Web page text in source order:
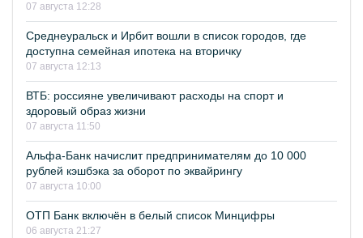
07 августа 12:28
Среднеуральск и Ирбит вошли в список городов, где
доступна семейная ипотека на вторичку
07 августа 12:13
ВТБ: россияне увеличивают расходы на спорт и
здоровый образ жизни
07 августа 11:50
Альфа-Банк начислит предпринимателям до 10 000
рублей кэшбэка за оборот по эквайрингу
07 августа 10:00
ОТП Банк включён в белый список Минцифры
06 августа 21:27